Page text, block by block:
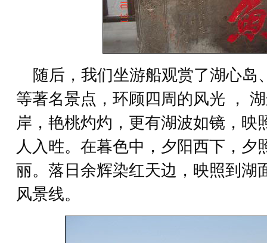
随后，我们坐游船观赏了湖心岛
等著名景点，环顾四周的风光 ，
岸，艳桃灼灼，更有湖波如镜，映
人入甠。在暮色中，夕阳西下，夕
丽。落日余辉染红天边，映照到湖
风景线。